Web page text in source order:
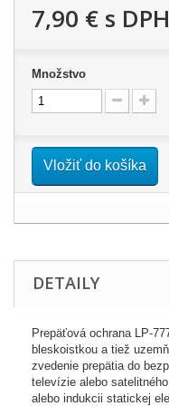
7,90 € s DPH
Množstvo
Vložiť do košíka
DETAILY
Prepäťová ochrana LP-
bleskoistkou a tiež
zvedenie prepätia do
televízie alebo satelitného
alebo indukcii statickej